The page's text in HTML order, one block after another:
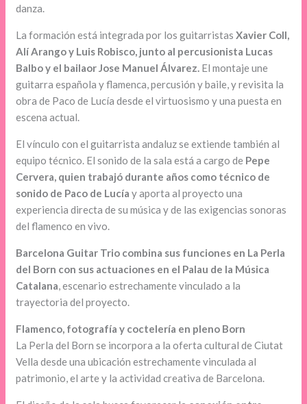
danza.
La formación está integrada por los guitarristasXavier Coll,
Alí Arango y Luis Robisco, junto al percusionista Lucas
Balbo y el bailaor Jose Manuel Álvarez. El montaje une
guitarra española y flamenca, percusión y baile, y revisita la
obra de Paco de Lucía desde el virtuosismo y una puesta en
escena actual.
El vínculo con el guitarrista andaluz se extiende también al
equipo técnico. El sonido de la sala está a cargo de Pepe
Cervera, quien trabajó durante años como técnico de
sonido de Paco de Lucía y aporta al proyecto una
experiencia directa de su música y de las exigencias sonoras
del flamenco en vivo.
Barcelona Guitar Trio combina sus funciones en La Perla
del Born con sus actuaciones en el Palau de la Música
Catalana, escenario estrechamente vinculado a la
trayectoria del proyecto.
Flamenco, fotografía y coctelería en pleno Born
La Perla del Born se incorpora a la oferta cultural de Ciutat
Vella desde una ubicación estrechamente vinculada al
patrimonio, el arte y la actividad creativa de Barcelona.